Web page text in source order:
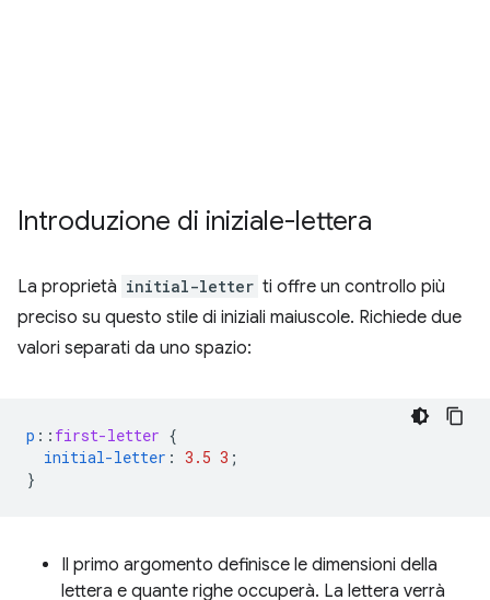
Introduzione di iniziale-lettera
La proprietà initial-letter ti offre un controllo più
preciso su questo stile di iniziali maiuscole. Richiede due
valori separati da uno spazio:
p :: first-letter {
initial-letter : 3.5 3 ;
}
Il primo argomento definisce le dimensioni della
lettera e quante righe occuperà. La lettera verrà